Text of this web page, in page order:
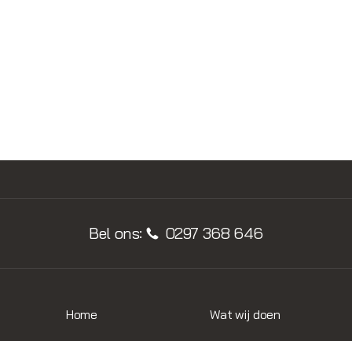
Bel ons: 0297 368 646
Home Wat wij doen